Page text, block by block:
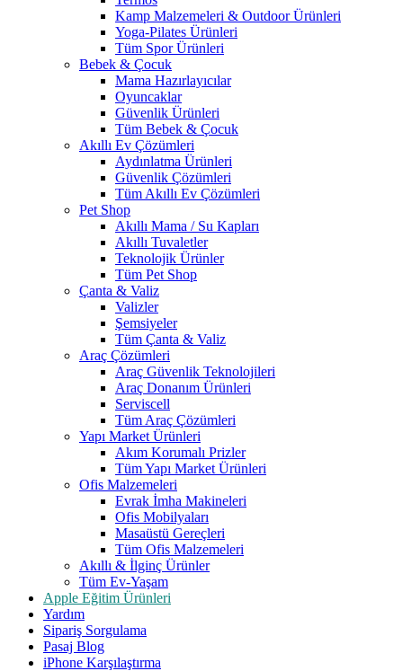
Kamp Malzemeleri & Outdoor Ürünleri
Yoga-Pilates Ürünleri
Tüm Spor Ürünleri
Bebek & Çocuk
Mama Hazırlayıcılar
Oyuncaklar
Güvenlik Ürünleri
Tüm Bebek & Çocuk
Akıllı Ev Çözümleri
Aydınlatma Ürünleri
Güvenlik Çözümleri
Tüm Akıllı Ev Çözümleri
Pet Shop
Akıllı Mama / Su Kapları
Akıllı Tuvaletler
Teknolojik Ürünler
Tüm Pet Shop
Çanta & Valiz
Valizler
Şemsiyeler
Tüm Çanta & Valiz
Araç Çözümleri
Araç Güvenlik Teknolojileri
Araç Donanım Ürünleri
Serviscell
Tüm Araç Çözümleri
Yapı Market Ürünleri
Akım Korumalı Prizler
Tüm Yapı Market Ürünleri
Ofis Malzemeleri
Evrak İmha Makineleri
Ofis Mobilyaları
Masaüstü Gereçleri
Tüm Ofis Malzemeleri
Akıllı & İlginç Ürünler
Tüm Ev-Yaşam
Apple Eğitim Ürünleri
Yardım
Sipariş Sorgulama
Pasaj Blog
iPhone Karşılaştırma